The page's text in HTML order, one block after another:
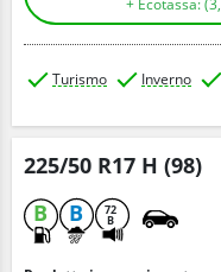
+ Ecotassa: (3,
Turismo Inverno
225/50 R17 H (98)
B
B 72
B